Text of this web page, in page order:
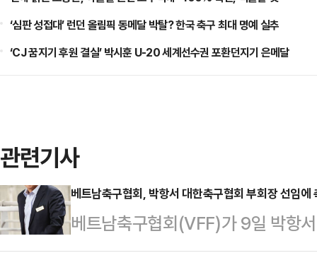
‘심판 성접대’ 런던 올림픽 동메달 박탈? 한국 축구 최대 명예 실추
‘CJ 꿈지기 후원 결실’ 박시훈 U-20 세계선수권 포환던지기 은메달
관련기사
베트남축구협회, 박항서 대한축구협회 부회장 선임에
베트남축구협회(VFF)가 9일 박항
임을 축하하는 공식 친서를 전달